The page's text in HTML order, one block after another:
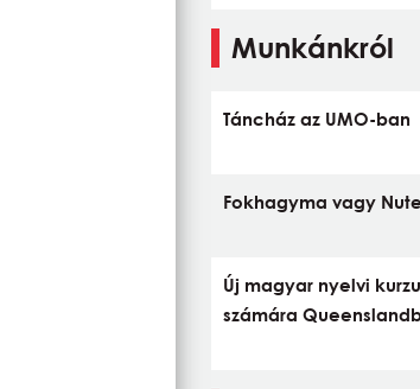
Munkánkról
Táncház az UMO-ban
Fokhagyma vagy
Új magyar nyelvi
számára